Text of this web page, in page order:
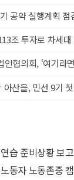
계획 점검…“기업투자·시민체
세대 디스플레이·고대역폭 메모리
, ‘여기라면’ 제1호 후원으로
선 9기 첫 당정협의회…‘50만